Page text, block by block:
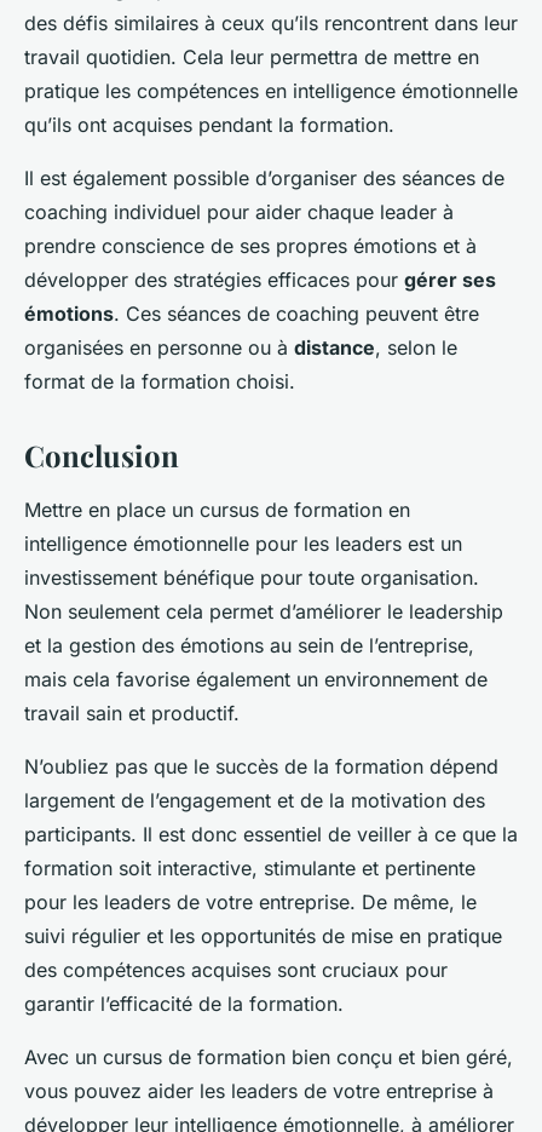
des défis similaires à ceux qu’ils rencontrent dans leur
travail quotidien. Cela leur permettra de mettre en
pratique les compétences en intelligence émotionnelle
qu’ils ont acquises pendant la formation.
Il est également possible d’organiser des séances de
coaching individuel pour aider chaque leader à
prendre conscience de ses propres émotions et à
développer des stratégies efficaces pour gérer ses
émotions. Ces séances de coaching peuvent être
organisées en personne ou à distance, selon le
format de la formation choisi.
Conclusion
Mettre en place un cursus de formation en
intelligence émotionnelle pour les leaders est un
investissement bénéfique pour toute organisation.
Non seulement cela permet d’améliorer le leadership
et la gestion des émotions au sein de l’entreprise,
mais cela favorise également un environnement de
travail sain et productif.
N’oubliez pas que le succès de la formation dépend
largement de l’engagement et de la motivation des
participants. Il est donc essentiel de veiller à ce que la
formation soit interactive, stimulante et pertinente
pour les leaders de votre entreprise. De même, le
suivi régulier et les opportunités de mise en pratique
des compétences acquises sont cruciaux pour
garantir l’efficacité de la formation.
Avec un cursus de formation bien conçu et bien géré,
vous pouvez aider les leaders de votre entreprise à
développer leur intelligence émotionnelle, à améliorer